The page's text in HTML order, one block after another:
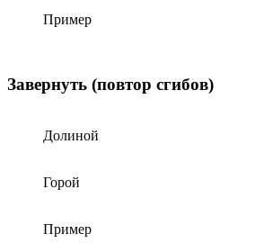
Пример
Завернуть (повтор сгибов)
Долиной
Горой
Пример